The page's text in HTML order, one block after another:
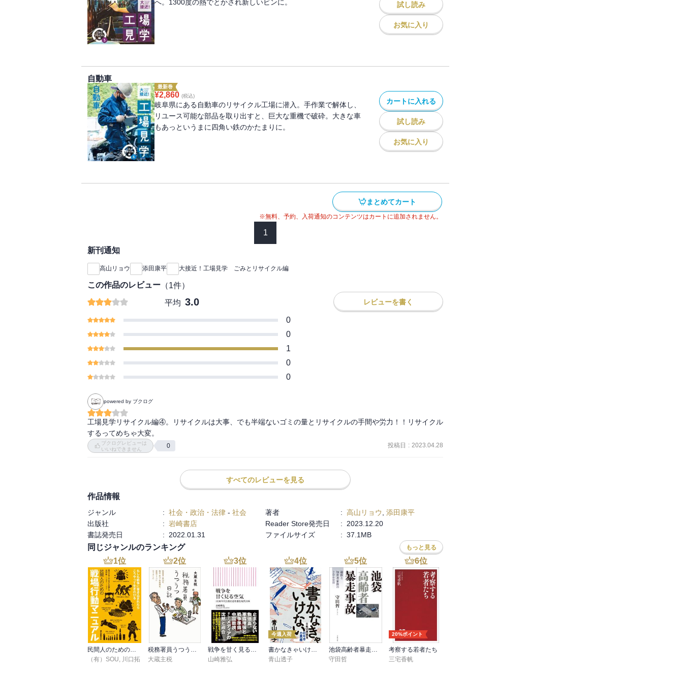
へ。1300度の熱でとかされ新しいビンに。
試し読み
お気に入り
自動車
最新巻
¥2,860 (税込)
岐阜県にある自動車のリサイクル工場に潜入。手作業で解体し、
リユース可能な部品を取り出すと、巨大な重機で破砕。大きな車
もあっというまに四角い鉄のかたまりに。
カートに入れる
試し読み
お気に入り
まとめてカート
※無料、予約、入荷通知のコンテンツはカートに追加されません。
1
新刊通知
高山リョウ 添田康平 大接近！工場見学 ごみとリサイクル編
この作品のレビュー （1件）
平均 3.0 レビューを書く
0
0
1
0
0
powered by ブクログ
工場見学リサイクル編④。リサイクルは大事、でも半端ないゴミの量とリサイクルの手間や労力！！リサイクル
するってめちゃ大変。
ブクログレビューは
いいねできません
0 投稿日 : 2023.04.28
すべてのレビューを見る
作品情報
ジャンル : 社会・政治・法律 - 社会 著者 : 高山リョウ
添田康平
出版社
: 岩崎書店 Reader Store発売日 :
2023.12.20
書誌発売日
: 2022.01.31 ファイルサイズ : 37.1MB
同じジャンルのランキング もっと見る
1位
民間人のための戦場行動マニュアル
（有）SOU, 川口拓
2位
税務署員うつうつ日記
大蔵主税
3位
戦争を甘く見る空気 1930年代と似た道を進む現代日本
山崎雅弘
4位
今週入荷
書かなきゃいけない
青山透子
5位
池袋高齢者暴走事故 遺族と加害者家族の2060日
守田哲
6位
20%ポイント
考察する若者たち
三宅香帆